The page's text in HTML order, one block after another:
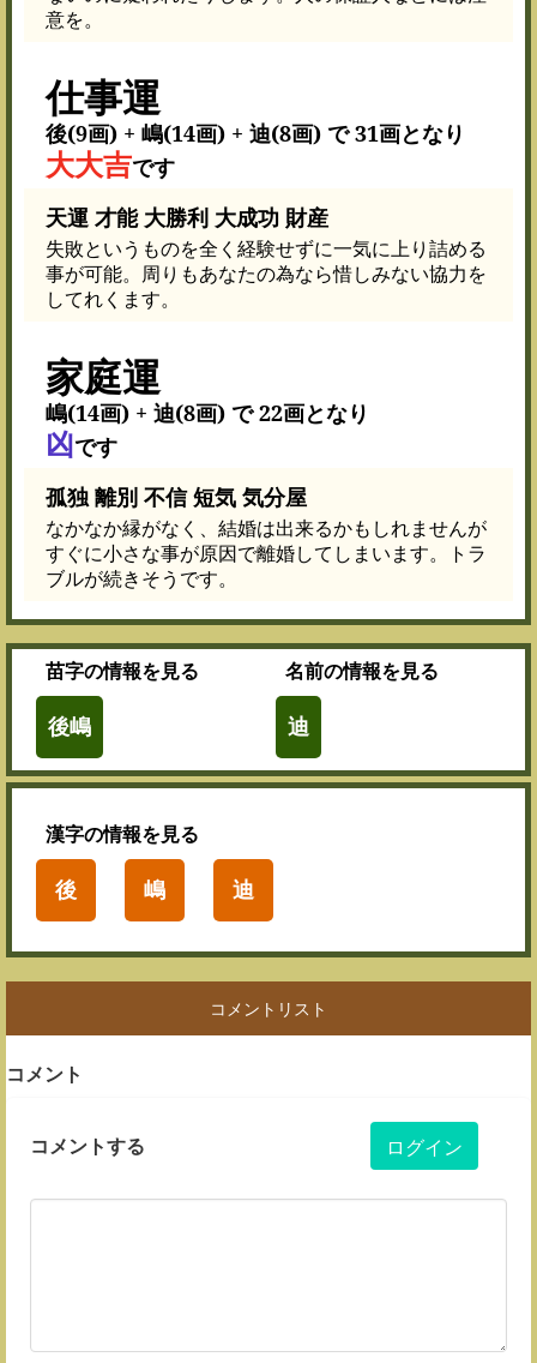
意を。
仕事運
後(9画) + 嶋(14画) + 迪(8画) で 31画となり
大大吉です
天運 才能 大勝利 大成功 財産
失敗というものを全く経験せずに一気に上り詰める
事が可能。周りもあなたの為なら惜しみない協力を
してれくます。
家庭運
嶋(14画) + 迪(8画) で 22画となり
凶です
孤独 離別 不信 短気 気分屋
なかなか縁がなく、結婚は出来るかもしれませんが
すぐに小さな事が原因で離婚してしまいます。トラ
ブルが続きそうです。
苗字の情報を見る
後嶋
名前の情報を見る
迪
漢字の情報を見る
後 嶋 迪
コメントリスト
コメント
コメントする ログイン